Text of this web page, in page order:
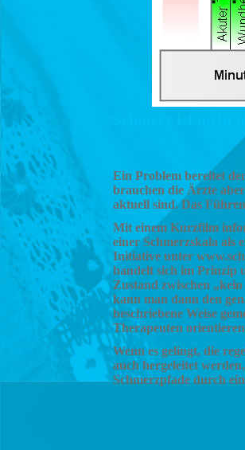
Schmerz ist nicht
Ein Problem bereitet
brauchen die Ärzte
aktuell sind. Das
Mit einem Kurzfilm
einer Schmerzskala als
Initiative unter
handelt sich im Prinzip
Zustand zwischen
kann man dann den
beschriebene Weise
Therapeuten
Wenn es gelingt, die
auch hergeleitet
Schmerzpfade durch